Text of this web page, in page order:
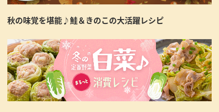
秋の味覚を堪能♪鮭＆きのこの大活躍レシピ